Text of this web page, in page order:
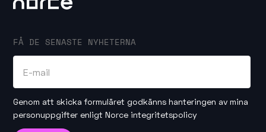
FÅ DE SENASTE NYHETERNA
Genom att skicka formuläret godkänns hanteringen av mina
personuppgifter enligtNorce integritetspolicy